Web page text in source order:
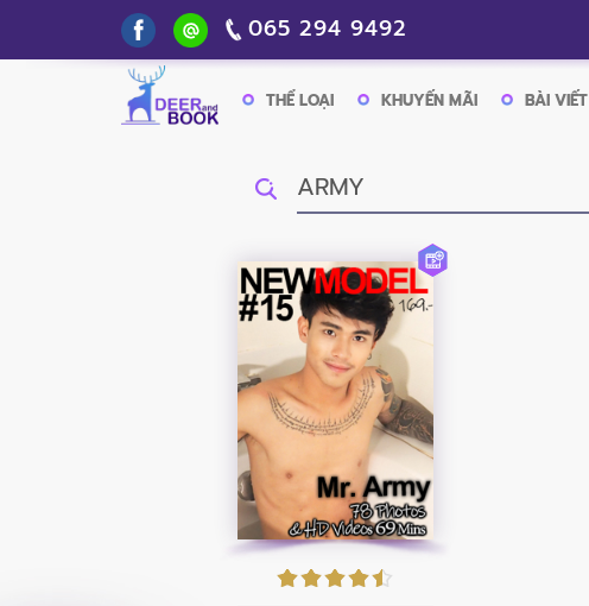
065 294 9492
THỂ LOẠI KHUYẾN MÃI BÀI VIẾT